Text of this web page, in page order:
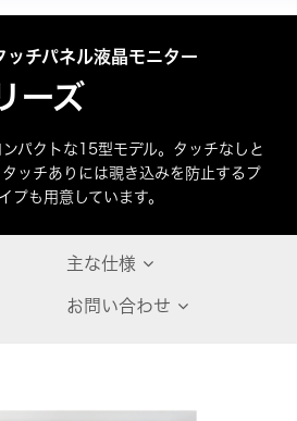
チパネル液晶モニター
ーズ
パクトな15型モデル。タッチなしと
ッチありには覗き込みを防止するプ
プも用意しています。
主な仕様
お問い合わせ